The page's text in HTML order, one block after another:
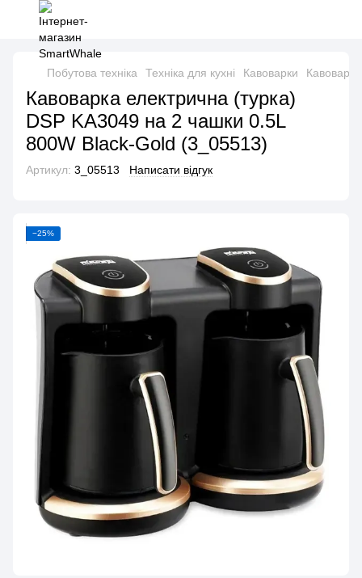
Побутова техніка Техніка для кухні Кавоварки
Кавоварка електрична (турка)
DSP KA3049 на 2 чашки 0.5L
800W Black-Gold (3_05513)
Артикул: 3_05513 Написати відгук
−25%